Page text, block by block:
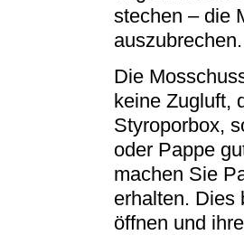
stechen – die
auszubrechen.
Die
keine Zugluft,
Styroporbox,
oder Pappe
machen Sie
erhalten. Dies
öffnen und